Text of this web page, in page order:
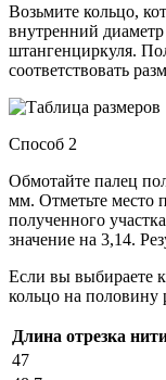
Возьмите кольцо,
внутренний
штангенциркуля.
соответствовать
Способ 2
Обмотайте палец
мм. Отметьте место
полученного
значение на 3,14.
Если вы выбираете
кольцо на половину
Длина отрезка
47